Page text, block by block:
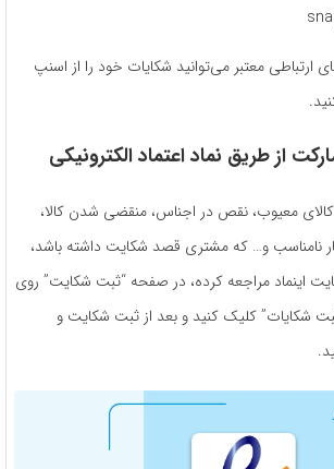
ارتباطی معتبر می‌توانید شکایات خود را از اسنپ
از طریق نماد اعتماد الکترونیکی
کالای معیوب، نقص در اجناس، منقضی شدن کالا،
نامناسب و… که مشتری قصد شکایت داشته باشد،
اینماد مراجعه کرده، در صفحه “ثبت شکایت” روی
شکایات” کلیک کنید و بعد از ثبت شکایت و